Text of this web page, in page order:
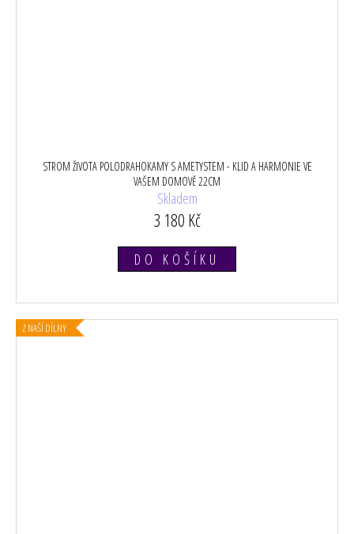
STROM ŽIVOTA POLODRAHOKAMY S AMETYSTEM - KLID A HARMONIE VE
VAŠEM DOMOVĚ 22CM
Skladem
3 180 Kč
DO KOŠÍKU
Z NAŠÍ DÍLNY